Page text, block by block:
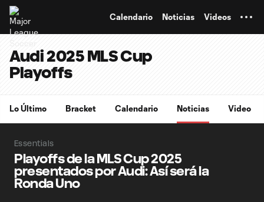
Calendario Noticias Videos
Audi 2025 MLS Cup
Playoffs
Lo Último Bracket Calendario Noticias Video
Essentials
Playoffs de la MLS Cup 2025
presentados por Audi: Así será la
Ronda Uno